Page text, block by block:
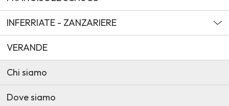
INFERRIATE - ZANZARIERE
VERANDE
Chi siamo
Dove siamo